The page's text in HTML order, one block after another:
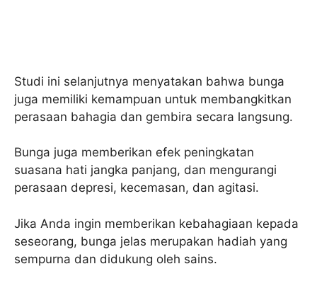
Studi ini selanjutnya menyatakan bahwa bunga
juga memiliki kemampuan untuk membangkitkan
perasaan bahagia dan gembira secara langsung.
Bunga juga memberikan efek peningkatan
suasana hati jangka panjang, dan mengurangi
perasaan depresi, kecemasan, dan agitasi.
Jika Anda ingin memberikan kebahagiaan kepada
seseorang, bunga jelas merupakan hadiah yang
sempurna dan didukung oleh sains.